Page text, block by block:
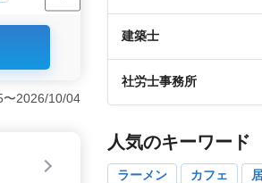
ホーム
福利厚
経験で
2026/10/04
建築士
社労士事務所
人気のキーワード
ラーメン カフェ